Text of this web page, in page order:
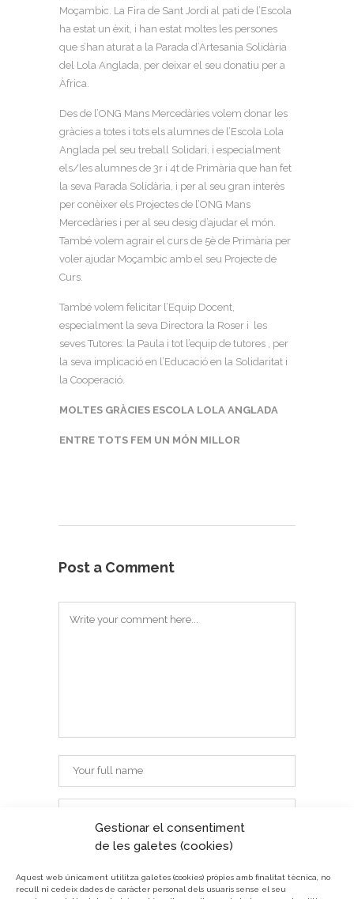
Gestionar el consentiment
de les galetes (cookies)
Aquest web únicament utilitza galetes (cookies) pròpies amb finalitat tècnica, no
recull ni cedeix dades de caràcter personal dels usuaris sense el seu
Moçambic. La Fira de Sant Jordi al pati de l’Escola
ha estat un èxit, i han estat moltes les persones
que s’han aturat a la Parada d’Artesania Solidària
del Lola Anglada, per deixar el seu donatiu per a
Àfrica.
Des de l’ONG Mans Mercedàries volem donar les
gràcies a totes i tots els alumnes de l’Escola Lola
Anglada pel seu treball Solidari, i especialment
els/les alumnes de 3r i 4t de Primària que han fet
la seva Parada Solidària, i per al seu gran interès
per conèixer els Projectes de l’ONG Mans
Mercedàries i per al seu desig d’ajudar el món.
També volem agrair el curs de 5è de Primària per
voler ajudar Moçambic amb el seu Projecte de
Curs.
També volem felicitar l’Equip Docent,
especialment la seva Directora la Roser i les
seves Tutores: la Paula i tot l’equip de tutores , per
la seva implicació en l’Educació en la Solidaritat i
la Cooperació.
MOLTES GRÀCIES ESCOLA LOLA ANGLADA
ENTRE TOTS FEM UN MÓN MILLOR
Post a Comment